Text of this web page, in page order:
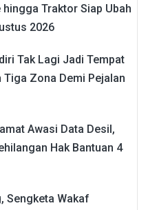
Traktor Siap Ubah
2026
Tak Lagi Jadi Tempat
Tiga Zona Demi Pejalan
Awasi Data Desil,
Hak Bantuan 4
Sengketa Wakaf